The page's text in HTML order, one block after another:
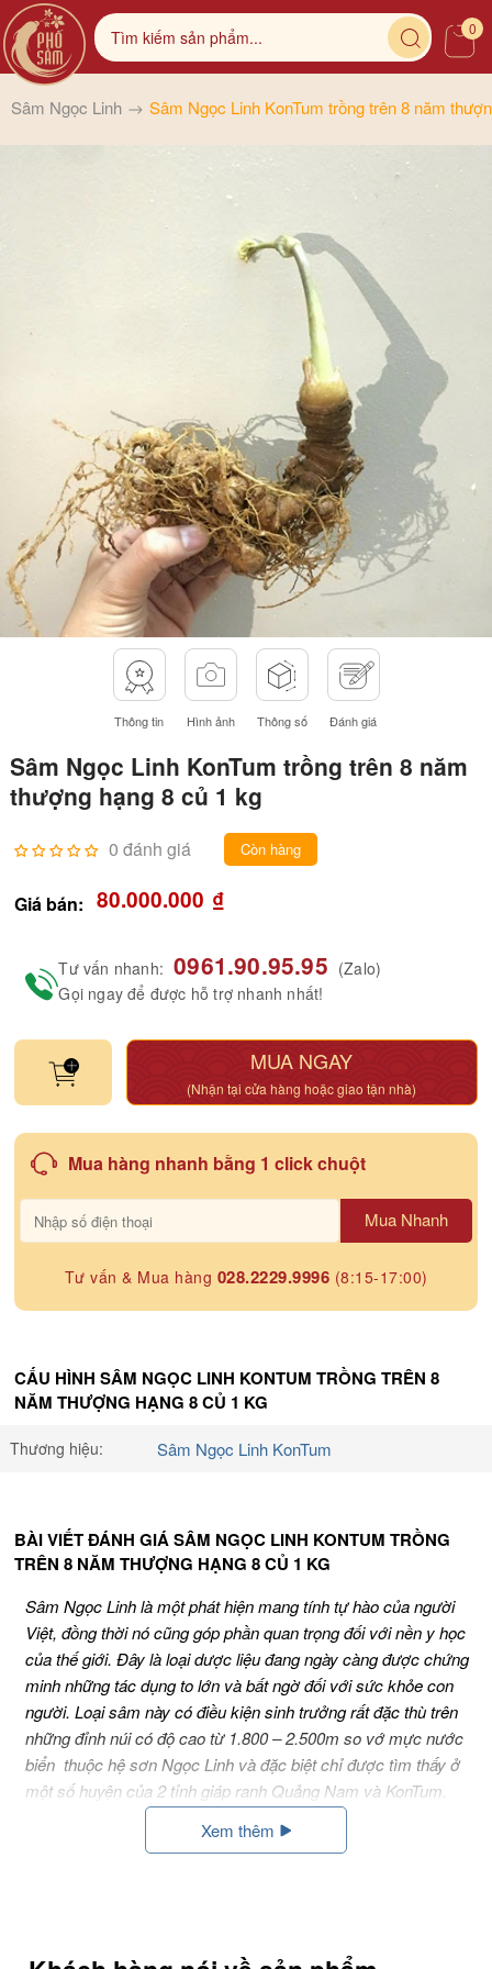
0
Sâm Ngọc Linh Sâm Ngọc Linh KonTum trồng trên 8 năm
Thông tin Hình ảnh Thông số Đánh giá
Sâm Ngọc Linh KonTum trồng trên 8 năm
thượng hạng 8 củ 1 kg
0 đánh giá Còn hàng
Giá bán: 80.000.000 ₫
Tư vấn nhanh: 0961.90.95.95 (Zalo)
Gọi ngay để được hỗ trợ nhanh nhất!
MUA NGAY
(Nhận tại cửa hàng hoặc giao tận nhà)
Mua hàng nhanh bằng 1 click chuột
Mua Nhanh
Tư vấn & Mua hàng 028.2229.9996 (8:15-17:00)
CẤU HÌNH SÂM NGỌC LINH KONTUM TRỒNG TRÊN 8
NĂM THƯỢNG HẠNG 8 CỦ 1 KG
Thương hiệu: Sâm Ngọc Linh KonTum
BÀI VIẾT ĐÁNH GIÁ SÂM NGỌC LINH KONTUM TRỒNG
TRÊN 8 NĂM THƯỢNG HẠNG 8 CỦ 1 KG
Sâm Ngọc Linh là một phát hiện mang tính tự hào của người
Việt, đồng thời nó cũng góp phần quan trọng đối với nền y học
của thế giới. Đây là loại dược liệu đang ngày càng được chứng
minh những tác dụng to lớn và bất ngờ đối với sức khỏe con
người. Loại sâm này có điều kiện sinh trưởng rất đặc thù trên
những đỉnh núi có độ cao từ 1.800 – 2.500m so vớ mực nước
biển thuộc hệ sơn Ngọc Linh và đặc biệt chỉ được tìm thấy ở
một số huyện của 2 tỉnh giáp ranh Quảng Nam và KonTum.
Sâm ngọc linh KonTum trồng trên 8 năm thượng hạng 8 củ
1 kg – Niềm tự hào của người Việt
Xem thêm